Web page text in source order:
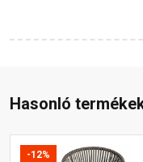
Hasonló
-12%